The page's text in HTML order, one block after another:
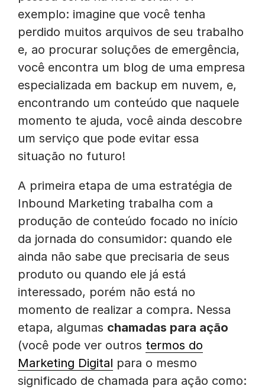
exemplo: imagine que você tenha
perdido muitos arquivos de seu trabalho
e, ao procurar soluções de emergência,
você encontra um blog de uma empresa
especializada em backup em nuvem, e,
encontrando um conteúdo que naquele
momento te ajuda, você ainda descobre
um serviço que pode evitar essa
situação no futuro!
A primeira etapa de uma estratégia de
Inbound Marketing trabalha com a
produção de conteúdo focado no início
da jornada do consumidor: quando ele
ainda não sabe que precisaria de seus
produto ou quando ele já está
interessado, porém não está no
momento de realizar a compra. Nessa
etapa, algumas chamadas para ação
(você pode ver outros termos do
Marketing Digital para o mesmo
significado de chamada para ação como: